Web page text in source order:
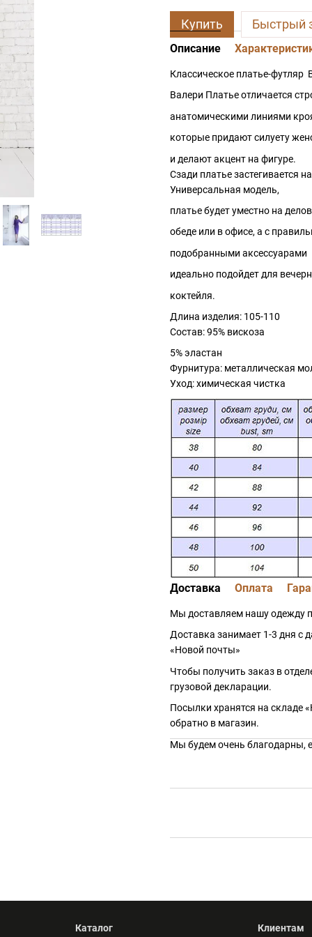
Купить Быстрый
Описание
Классическое платье-футляр
Валери Платье отличается
анатомическими линиями
которые придают силуету
и делают акцент на фигуре.
Сзади платье застегивается
Универсальная модель,
платье будет уместно на
обеде или в офисе, а с
подобранными аксессуарами
идеально подойдет для
коктейля.
Длина изделия: 105-110
Состав: 95% вискоза
5% эластан
Фурнитура: металлическая
Уход: химическая чистка
Доставка Оплата
Мы доставляем нашу одежду
Доставка занимает 1-3 дня с
«Новой почты»
Чтобы получить заказ в
грузовой декларации.
Посылки хранятся на складе
обратно в магазин.
Мы будем очень благодарны,
Каталог Клиентам